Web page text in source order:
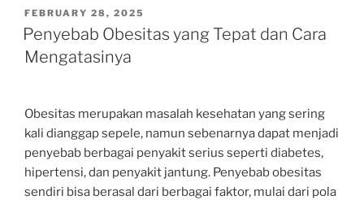
POSTED
ON
FEBRUARY 28, 2025
Penyebab Obesitas yang Tepat dan Cara
Mengatasinya
Obesitas merupakan masalah kesehatan yang sering
kali dianggap sepele, namun sebenarnya dapat menjadi
penyebab berbagai penyakit serius seperti diabetes,
hipertensi, dan penyakit jantung. Penyebab obesitas
sendiri bisa berasal dari berbagai faktor, mulai dari pola